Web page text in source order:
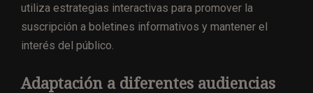
utiliza estrategias interactivas para promover la
suscripción a boletines informativos y mantener el
interés del público.
Adaptación a diferentes audiencias